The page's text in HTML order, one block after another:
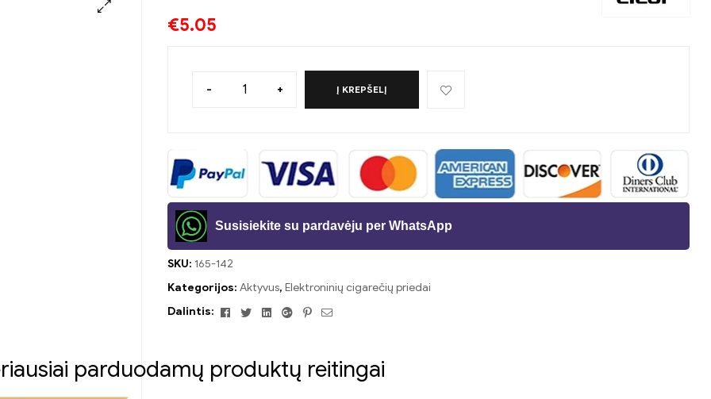
€5.05
- + Į KREPŠELĮ
Susisiekite su pardavėju per WhatsApp
SKU: 165-142
Kategorijos:Aktyvus,Elektroninių cigarečių priedai
Dalintis:
FacebookTwitterLinkedinGoogle+Pinterest
El.
parduodamų produktų reitingai